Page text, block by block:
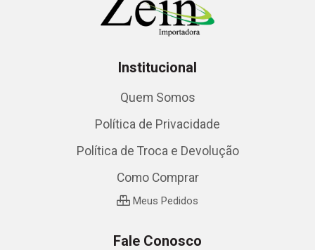
Institucional
Quem Somos
Política de Privacidade
Política de Troca e Devolução
Como Comprar
Meus Pedidos
Fale Conosco